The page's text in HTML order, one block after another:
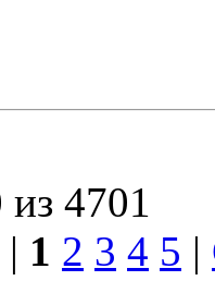
4701
1 2 3 4 5 |